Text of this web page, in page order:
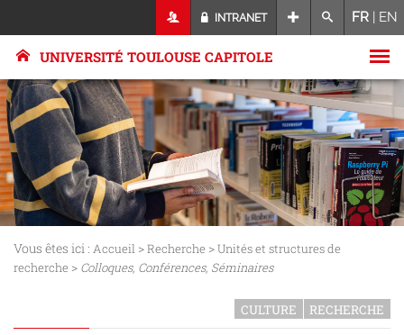
INTRANET FR | EN
UNIVERSITÉ TOULOUSE CAPITOLE
Vous êtes ici : Accueil >Recherche >Unités et structures de
recherche > Colloques, Conférences, Séminaires
CULTURE RECHERCHE